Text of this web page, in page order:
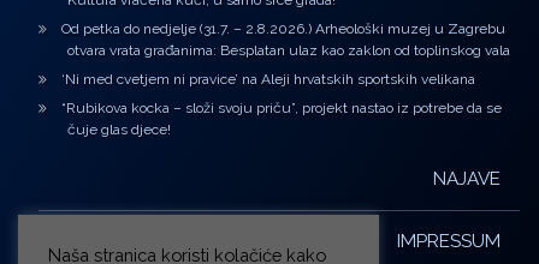
Od petka do nedjelje (31.7. – 2.8.2026.) Arheološki muzej u Zagrebu
otvara vrata građanima: Besplatan ulaz kao zaklon od toplinskog vala
‘Ni med cvetjem ni pravice’ na Aleji hrvatskih sportskih velikana
“Rubikova kocka – složi svoju priču”, projekt nastao iz potrebe da se
čuje glas djece!
NAJAVE
IMPRESSUM
Naša stranica koristi kolačiće kako